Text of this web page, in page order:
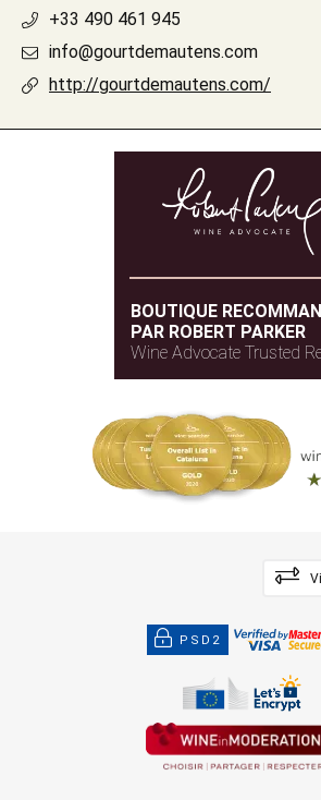
+33 490 461 945
info@gourtdemautens.com
http://gourtdemautens.com/
BOUTIQUE
PAR ROBERT PARKER
Wine Advocate Trusted
PSD2